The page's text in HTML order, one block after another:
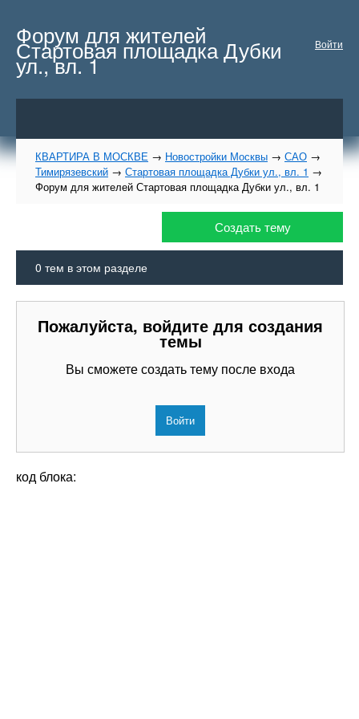
Войти
Форум для жителей
Стартовая площадка Дубки
ул., вл. 1
КВАРТИРА В МОСКВЕ → Новостройки Москвы → САО →
Тимирязевский → Стартовая площадка Дубки ул., вл. 1 →
Форум для жителей Стартовая площадка Дубки ул., вл. 1
Создать тему
0 тем в этом разделе
Пожалуйста, войдите для создания
темы
Вы сможете создать тему после входа
Войти
код блока: